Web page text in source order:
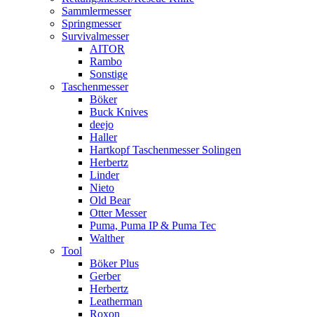
Sammlermesser
Springmesser
Survivalmesser
AITOR
Rambo
Sonstige
Taschenmesser
Böker
Buck Knives
deejo
Haller
Hartkopf Taschenmesser Solingen
Herbertz
Linder
Nieto
Old Bear
Otter Messer
Puma, Puma IP & Puma Tec
Walther
Tool
Böker Plus
Gerber
Herbertz
Leatherman
Roxon